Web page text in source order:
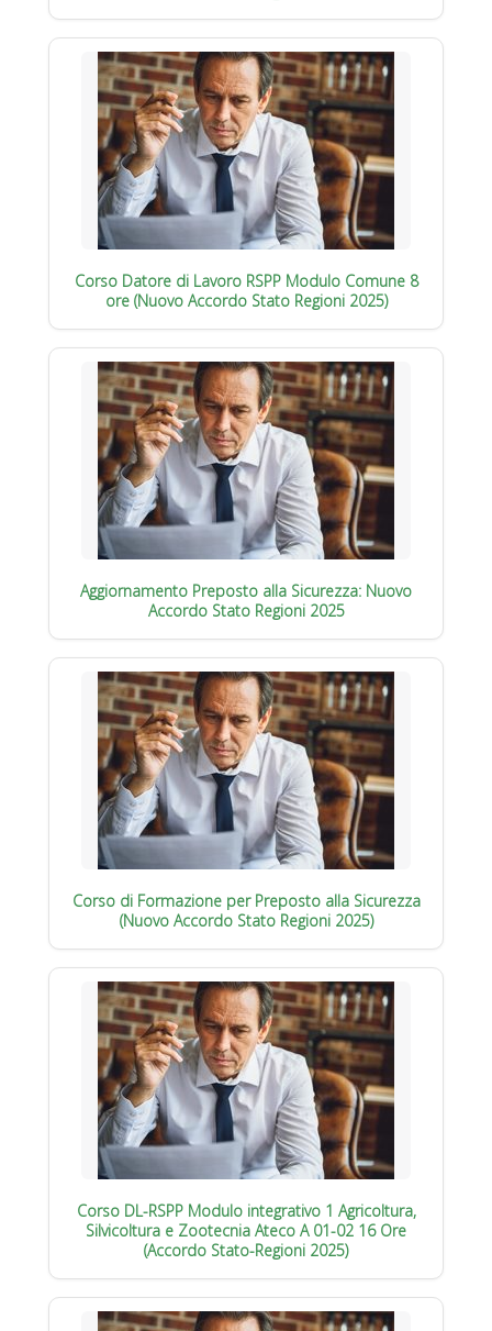
Corso Datore di Lavoro RSPP Modulo Comune 8
ore (Nuovo Accordo Stato Regioni 2025)
Aggiornamento Preposto alla Sicurezza: Nuovo
Accordo Stato Regioni 2025
Corso di Formazione per Preposto alla Sicurezza
(Nuovo Accordo Stato Regioni 2025)
Corso DL-RSPP Modulo integrativo 1 Agricoltura,
Silvicoltura e Zootecnia Ateco A 01-02 16 Ore
(Accordo Stato-Regioni 2025)